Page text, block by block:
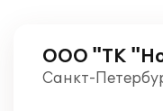
ООО "ТК
Санкт-